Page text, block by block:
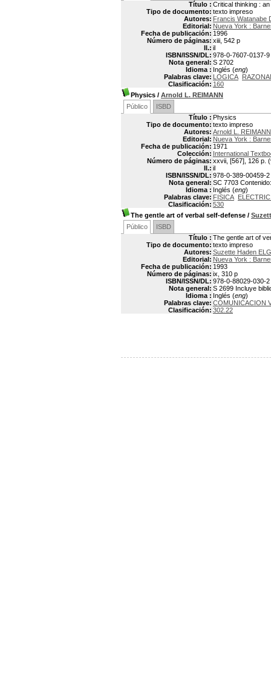
Título : Critical thinking :
Tipo de documento: texto impreso
Autores: Francis Watanabe
Editorial: Nueva York :
Fecha de publicación: 1996
Número de páginas: xiii, 542 p
Il.: il
ISBN/ISSN/DL: 978-0-7607-0137-9
Nota general: S 2702
Idioma : Inglés (eng)
Palabras clave: LOGICA
Clasificación: 160
Physics / Arnold L. REIMANN
Público
ISBD
Título : Physics
Tipo de documento: texto impreso
Autores: Arnold L. REIMANN
Editorial: Nueva York :
Fecha de publicación: 1971
Colección: International
Número de páginas: xxvii, [567], 126 p.
Il.: il
ISBN/ISSN/DL: 978-0-389-00459-2
Nota general: SC 7703
Idioma : Inglés (eng)
Palabras clave: FISICA
Clasificación: 530
The gentle art of verbal self-defense /
Público
ISBD
Título : The gentle art of
Tipo de documento: texto impreso
Autores: Suzette Haden
Editorial: Nueva York :
Fecha de publicación: 1993
Número de páginas: ix, 310 p
ISBN/ISSN/DL: 978-0-88029-030-2
Nota general: S 2699 Incluye
Idioma : Inglés (eng)
Palabras clave: COMUNICACION
Clasificación: 302.22